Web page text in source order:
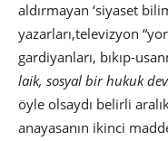
aldırmayan ‘siyaset
yazarları,televizyon
gardiyanları, bıkıp-
laik, sosyal bir hukuk
öyle olsaydı belirli
anayasanın ikinci